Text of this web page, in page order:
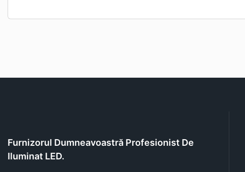
Furnizorul Dumneavoastră Profesionist De
Iluminat LED.